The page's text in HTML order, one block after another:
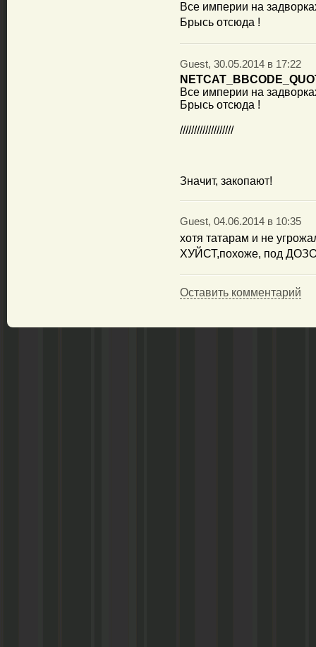
Все империи на
Брысь отсюда !
Guest, 30.05.2014 в 17:22
Все империи на
Брысь отсюда !
///////////////////
Значит, закопают!
Guest, 04.06.2014 в 10:35
хотя татарам и не
ХУЙСТ,похоже, под
Оставить комментарий